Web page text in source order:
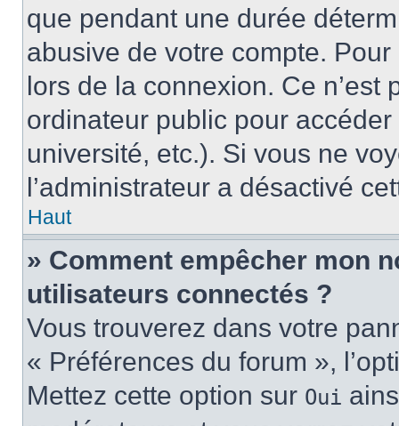
que pendant une durée
abusive de votre compte.
lors de la connexion. Ce
ordinateur public pour
université, etc.). Si vous ne
l’administrateur a désactivé
Haut
» Comment empêcher mon
utilisateurs connectés ?
Vous trouverez dans votre
« Préférences du forum »,
Mettez cette option sur Oui